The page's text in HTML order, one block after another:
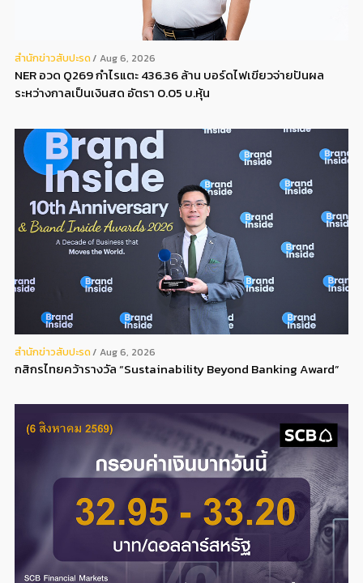
สํานักข่าวสับปะรด Aug 6, 2026
NER อวด Q269 กำไรแตะ 436.36 ล้าน บอร์ดไฟเขียวจ่ายปันผล
ระหว่างกาลเป็นเงินสด อัตรา 0.05 บ.หุ้น
สํานักข่าวสับปะรด Aug 6, 2026
กสิกรไทยคว้ารางวัล “Sustainability Beyond Banking Award”